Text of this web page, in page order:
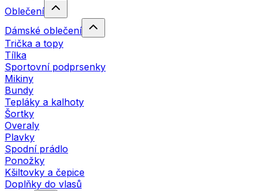
Oblečení
Dámské oblečení
Trička a topy
Tílka
Sportovní podprsenky
Mikiny
Bundy
Tepláky a kalhoty
Šortky
Overaly
Plavky
Spodní prádlo
Ponožky
Kšiltovky a čepice
Doplňky do vlasů